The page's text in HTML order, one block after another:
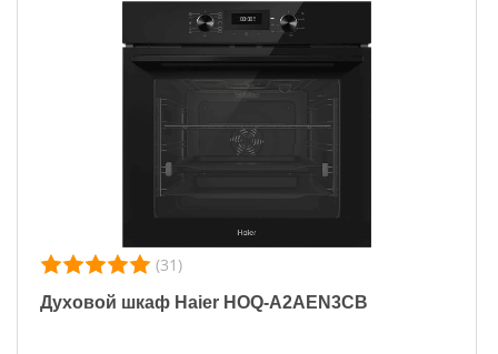
(31)
Духовой шкаф Haier HOQ-A2AEN3CB